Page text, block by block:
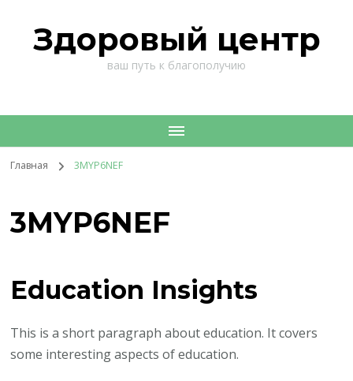
Здоровый центр
ваш путь к благополучию
Главная 3MYP6NEF
3MYP6NEF
Education Insights
This is a short paragraph about education. It covers
some interesting aspects of education.